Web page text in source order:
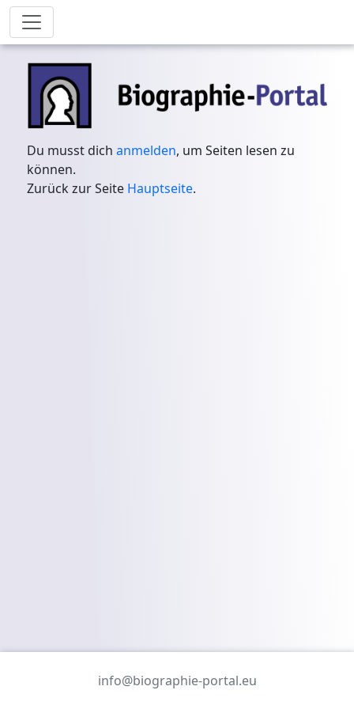
Du musst dichanmelden, um Seiten lesen zu
können.
Zurück zur Seite Hauptseite.
info@biographie-portal.eu